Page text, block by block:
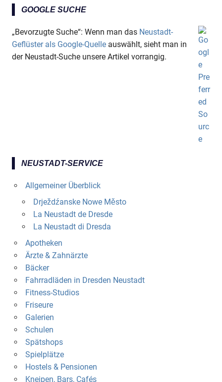
GOOGLE SUCHE
„Bevorzugte Suche“: Wenn man das Neustadt-
Geflüster als Google-Quelle auswählt, sieht man in
der Neustadt-Suche unsere Artikel vorrangig.
NEUSTADT-SERVICE
Allgemeiner Überblick
Drježdźanske Nowe Město
La Neustadt de Dresde
La Neustadt di Dresda
Apotheken
Ärzte & Zahnärzte
Bäcker
Fahrradläden in Dresden Neustadt
Fitness-Studios
Friseure
Galerien
Schulen
Spätshops
Spielplätze
Hostels & Pensionen
Kneipen, Bars, Cafés